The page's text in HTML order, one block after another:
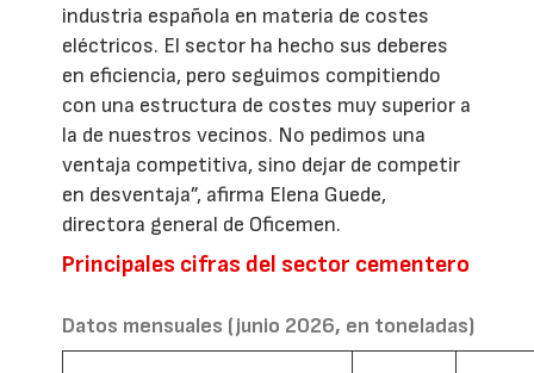
industria española en materia de costes
eléctricos. El sector ha hecho sus deberes
en eficiencia, pero seguimos compitiendo
con una estructura de costes muy superior a
la de nuestros vecinos. No pedimos una
ventaja competitiva, sino dejar de competir
en desventaja”, afirma Elena Guede,
directora general de Oficemen.
Principales cifras del sector cementero
Datos mensuales (junio 2026, en toneladas)